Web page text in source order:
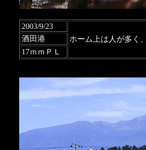
2003/9/23
ホーム上は人が多く
酒田港
17ｍｍＰＬ